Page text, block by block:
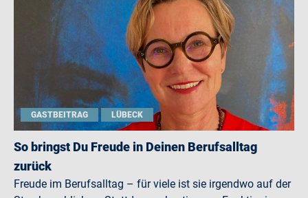
GASTBEITRAG LÜBECK
So bringst Du Freude in Deinen Berufsalltag
zurück
Freude im Berufsalltag – für viele ist sie irgendwo auf der